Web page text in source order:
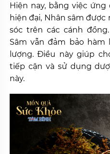
Hiện nay, bằng việc
hiện đại, Nhân sâm
sóc trên các cánh
Sâm vẫn đảm bảo
lượng. Điều này giúp
tiếp cận và sử dụng
này.